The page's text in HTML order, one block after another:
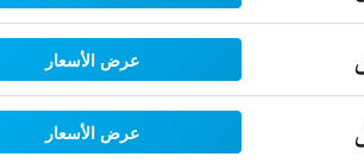
عرض الأسعار
عرض الأسعار